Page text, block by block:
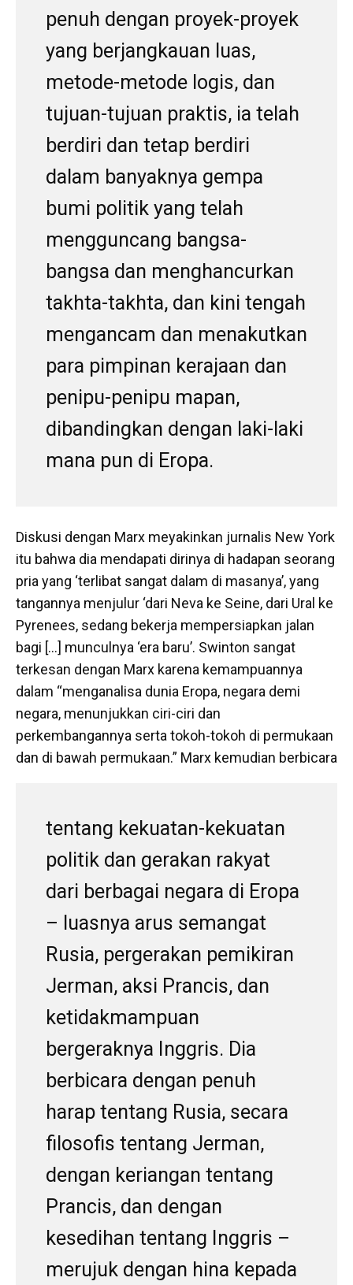
penuh dengan proyek-proyek
yang berjangkauan luas,
metode-metode logis, dan
tujuan-tujuan praktis, ia telah
berdiri dan tetap berdiri
dalam banyaknya gempa
bumi politik yang telah
mengguncang bangsa-
bangsa dan menghancurkan
takhta-takhta, dan kini tengah
mengancam dan menakutkan
para pimpinan kerajaan dan
penipu-penipu mapan,
dibandingkan dengan laki-laki
mana pun di Eropa.
Diskusi dengan Marx meyakinkan jurnalis New York
itu bahwa dia mendapati dirinya di hadapan seorang
pria yang ‘terlibat sangat dalam di masanya’, yang
tangannya menjulur ‘dari Neva ke Seine, dari Ural ke
Pyrenees, sedang bekerja mempersiapkan jalan
bagi […] munculnya ‘era baru’. Swinton sangat
terkesan dengan Marx karena kemampuannya
dalam “menganalisa dunia Eropa, negara demi
negara, menunjukkan ciri-ciri dan
perkembangannya serta tokoh-tokoh di permukaan
dan di bawah permukaan.” Marx kemudian berbicara
tentang kekuatan-kekuatan
politik dan gerakan rakyat
dari berbagai negara di Eropa
– luasnya arus semangat
Rusia, pergerakan pemikiran
Jerman, aksi Prancis, dan
ketidakmampuan
bergeraknya Inggris. Dia
berbicara dengan penuh
harap tentang Rusia, secara
filosofis tentang Jerman,
dengan keriangan tentang
Prancis, dan dengan
kesedihan tentang Inggris –
merujuk dengan hina kepada